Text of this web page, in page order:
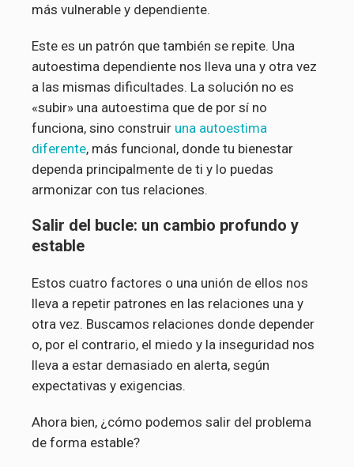
más vulnerable y dependiente.
Este es un patrón que también se repite. Una
autoestima dependiente nos lleva una y otra vez
a las mismas dificultades. La solución no es
«subir» una autoestima que de por sí no
funciona, sino construir una autoestima
diferente, más funcional, donde tu bienestar
dependa principalmente de ti y lo puedas
armonizar con tus relaciones.
Salir del bucle: un cambio profundo y
estable
Estos cuatro factores o una unión de ellos nos
lleva a repetir patrones en las relaciones una y
otra vez. Buscamos relaciones donde depender
o, por el contrario, el miedo y la inseguridad nos
lleva a estar demasiado en alerta, según
expectativas y exigencias.
Ahora bien, ¿cómo podemos salir del problema
de forma estable?